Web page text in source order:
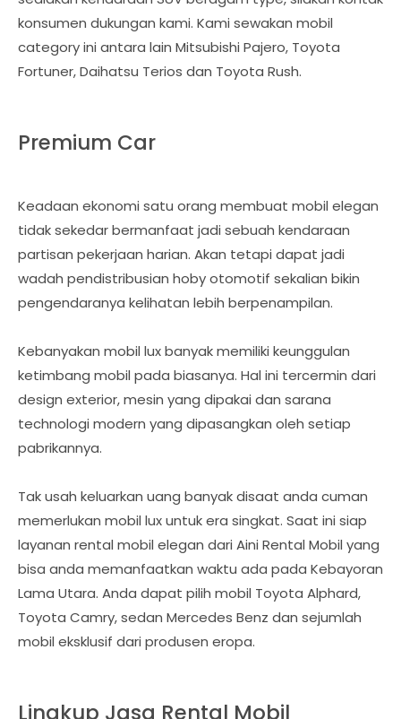
konsumen dukungan kami. Kami sewakan mobil
category ini antara lain Mitsubishi Pajero, Toyota
Fortuner, Daihatsu Terios dan Toyota Rush.
Premium Car
Keadaan ekonomi satu orang membuat mobil elegan
tidak sekedar bermanfaat jadi sebuah kendaraan
partisan pekerjaan harian. Akan tetapi dapat jadi
wadah pendistribusian hoby otomotif sekalian bikin
pengendaranya kelihatan lebih berpenampilan.
Kebanyakan mobil lux banyak memiliki keunggulan
ketimbang mobil pada biasanya. Hal ini tercermin dari
design exterior, mesin yang dipakai dan sarana
technologi modern yang dipasangkan oleh setiap
pabrikannya.
Tak usah keluarkan uang banyak disaat anda cuman
memerlukan mobil lux untuk era singkat. Saat ini siap
layanan rental mobil elegan dari Aini Rental Mobil yang
bisa anda memanfaatkan waktu ada pada Kebayoran
Lama Utara. Anda dapat pilih mobil Toyota Alphard,
Toyota Camry, sedan Mercedes Benz dan sejumlah
mobil eksklusif dari produsen eropa.
Lingkup Jasa Rental Mobil